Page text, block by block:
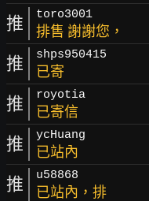
推 toro3001
排售 謝謝您，
推 shps950415
已寄
推 royotia
已寄信
推 ycHuang
已站內
推 u58868
已站內，排